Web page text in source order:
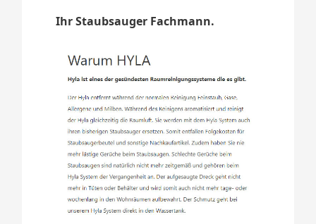
Ihr Staubsauger Fachmann.